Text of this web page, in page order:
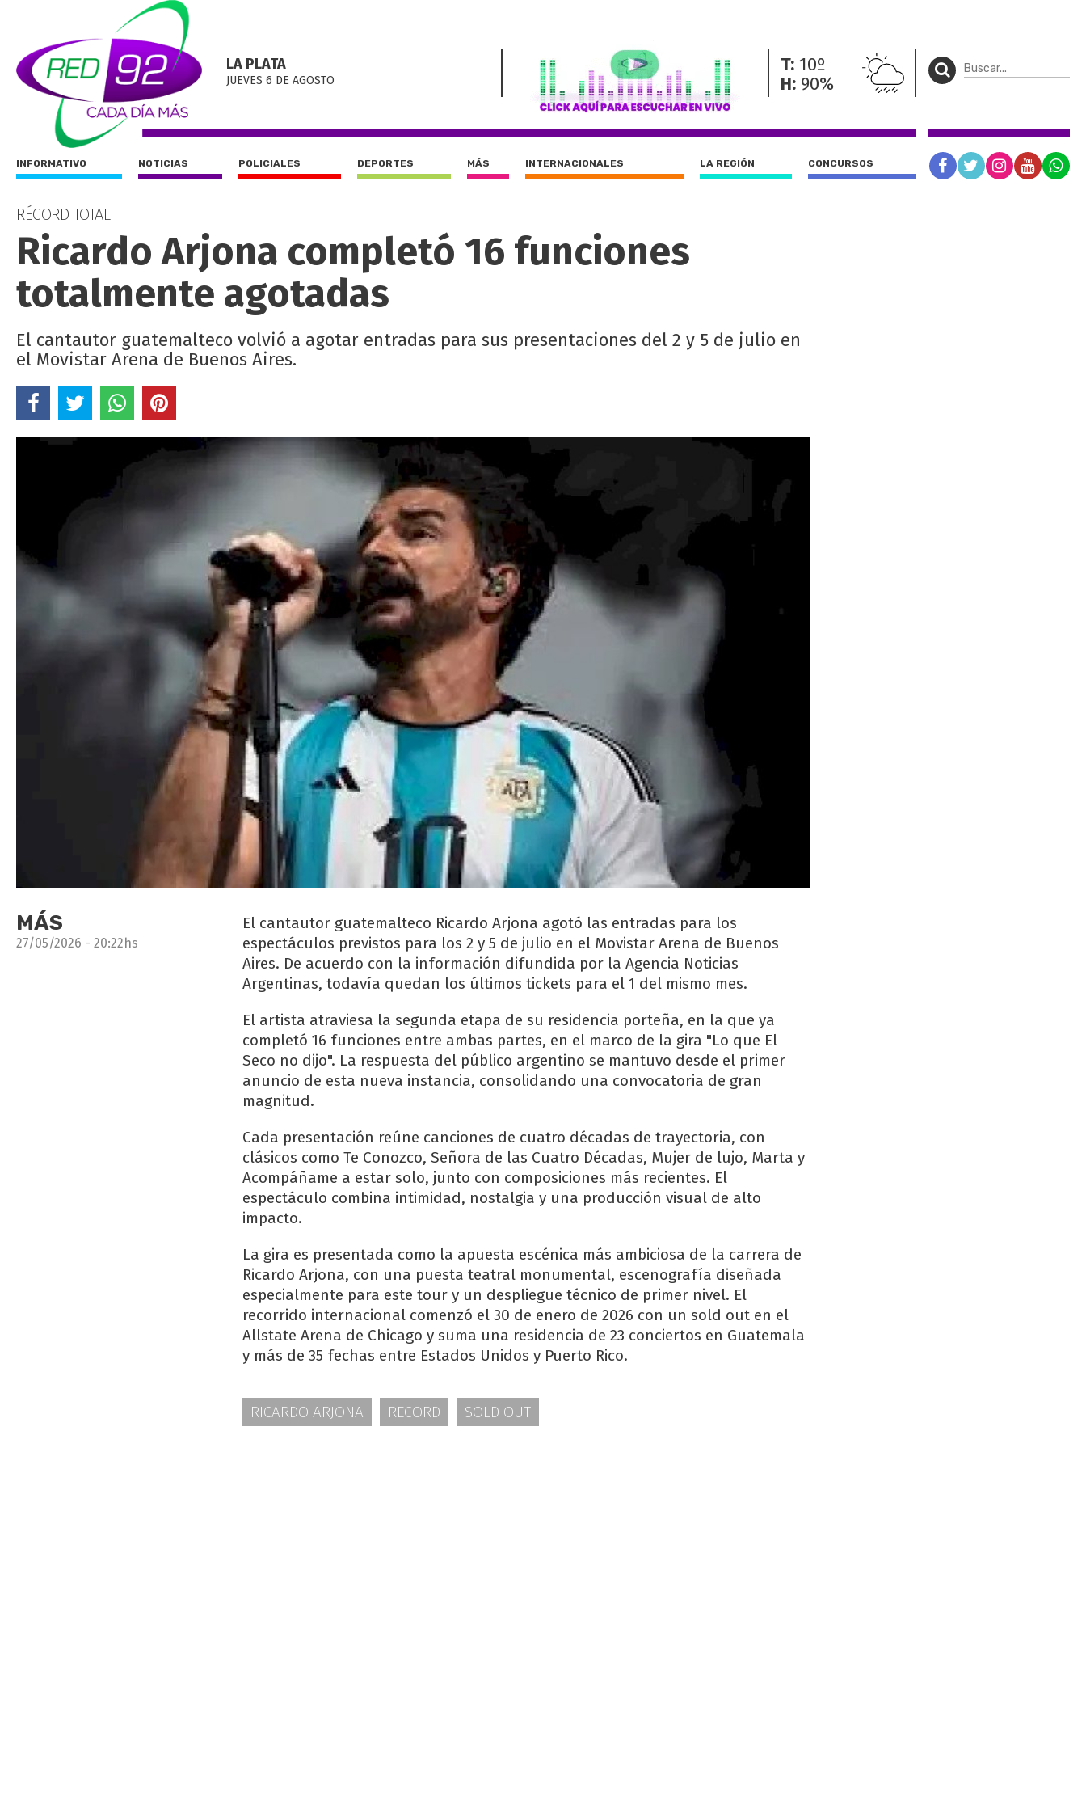
LA PLATA
JUEVES 6 DE AGOSTO
T: 10º
H: 90%
INFORMATIVO NOTICIAS POLICIALES DEPORTES MÁS INTERNACIONALES LA REGIÓN CONCURSOS
RÉCORD TOTAL
Ricardo Arjona completó 16 funciones
totalmente agotadas
El cantautor guatemalteco volvió a agotar entradas para sus presentaciones del 2 y 5 de julio en
el Movistar Arena de Buenos Aires.
MÁS
27/05/2026 - 20:22hs
El cantautor guatemalteco Ricardo Arjona agotó las entradas para los
espectáculos previstos para los 2 y 5 de julio en el Movistar Arena de Buenos
Aires. De acuerdo con la información difundida por la Agencia Noticias
Argentinas, todavía quedan los últimos tickets para el 1 del mismo mes.
El artista atraviesa la segunda etapa de su residencia porteña, en la que ya
completó 16 funciones entre ambas partes, en el marco de la gira "Lo que El
Seco no dijo". La respuesta del público argentino se mantuvo desde el primer
anuncio de esta nueva instancia, consolidando una convocatoria de gran
magnitud.
Cada presentación reúne canciones de cuatro décadas de trayectoria, con
clásicos como Te Conozco, Señora de las Cuatro Décadas, Mujer de lujo, Marta y
Acompáñame a estar solo, junto con composiciones más recientes. El
espectáculo combina intimidad, nostalgia y una producción visual de alto
impacto.
La gira es presentada como la apuesta escénica más ambiciosa de la carrera de
Ricardo Arjona, con una puesta teatral monumental, escenografía diseñada
especialmente para este tour y un despliegue técnico de primer nivel. El
recorrido internacional comenzó el 30 de enero de 2026 con un sold out en el
Allstate Arena de Chicago y suma una residencia de 23 conciertos en Guatemala
y más de 35 fechas entre Estados Unidos y Puerto Rico.
RICARDO ARJONA RECORD SOLD OUT